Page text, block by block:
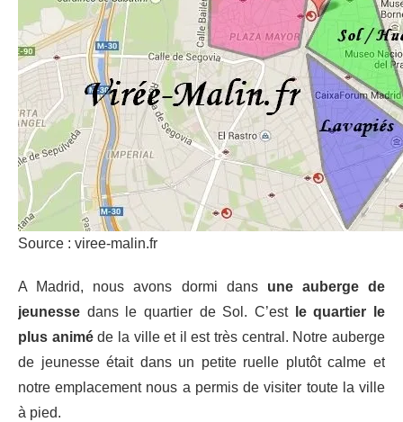
Source : viree-malin.fr
A Madrid, nous avons dormi dans une auberge de
jeunesse dans le quartier de Sol. C’est
le quartier le
plus animéde la ville et il est très central. Notre auberge
de jeunesse était dans un petite ruelle plutôt calme et
notre emplacement nous a permis de visiter toute la ville
à pied.